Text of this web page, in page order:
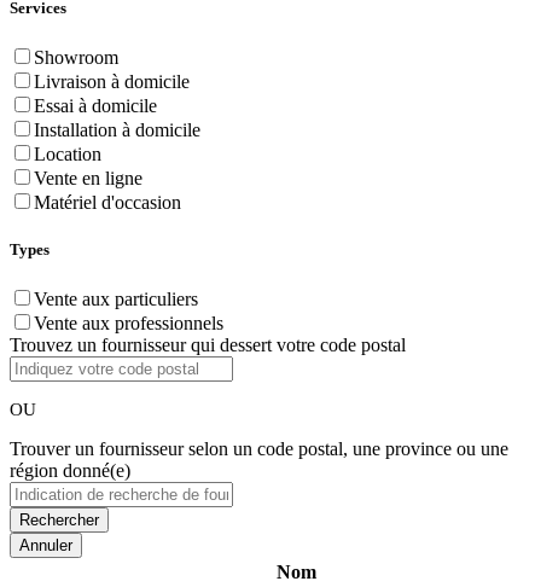
Services
Showroom
Livraison à domicile
Essai à domicile
Installation à domicile
Location
Vente en ligne
Matériel d'occasion
Types
Vente aux particuliers
Vente aux professionnels
Trouvez un fournisseur qui dessert votre code postal
OU
Trouver un fournisseur selon un code postal, une province ou une
région donné(e)
Annuler
Nom